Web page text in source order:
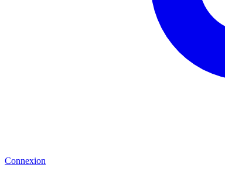
Connexion